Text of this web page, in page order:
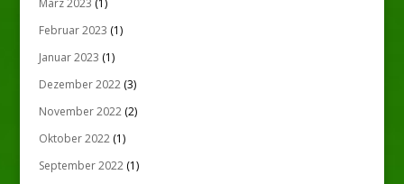
März 2023 (1)
Februar 2023 (1)
Januar 2023 (1)
Dezember 2022(3)
November 2022(2)
Oktober 2022(1)
September 2022(1)